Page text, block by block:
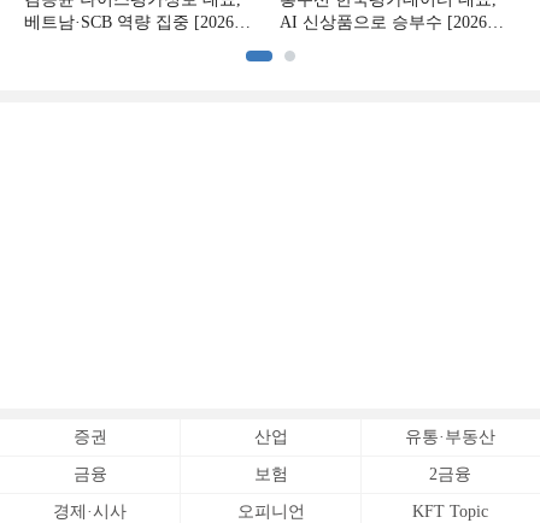
베트남·SCB 역량 집중 [2026
AI 신상품으로 승부수 [2026
증권 산업 유통·부동산
금융 보험 2금융
경제·시사 오피니언 KFT Topic